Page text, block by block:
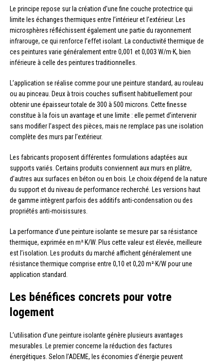
Le principe repose sur la création d’une fine couche protectrice qui
limite les échanges thermiques entre l’intérieur et l’extérieur. Les
microsphères réfléchissent également une partie du rayonnement
infrarouge, ce qui renforce l’effet isolant. La conductivité thermique de
ces peintures varie généralement entre 0,001 et 0,003 W/m·K, bien
inférieure à celle des peintures traditionnelles.
L’application se réalise comme pour une peinture standard, au rouleau
ou au pinceau. Deux à trois couches suffisent habituellement pour
obtenir une épaisseur totale de 300 à 500 microns. Cette finesse
constitue à la fois un avantage et une limite : elle permet d’intervenir
sans modifier l’aspect des pièces, mais ne remplace pas une isolation
complète des murs par l’extérieur.
Les fabricants proposent différentes formulations adaptées aux
supports variés. Certains produits conviennent aux murs en plâtre,
d’autres aux surfaces en béton ou en bois. Le choix dépend de la nature
du support et du niveau de performance recherché. Les versions haut
de gamme intègrent parfois des additifs anti-condensation ou des
propriétés anti-moisissures.
La performance d’une peinture isolante se mesure par sa résistance
thermique, exprimée en m²·K/W. Plus cette valeur est élevée, meilleure
est l’isolation. Les produits du marché affichent généralement une
résistance thermique comprise entre 0,10 et 0,20 m²·K/W pour une
application standard.
Les bénéfices concrets pour votre
logement
L’utilisation d’une peinture isolante génère plusieurs avantages
mesurables. Le premier concerne la réduction des factures
énergétiques. Selon l’ADEME, les économies d’énergie peuvent